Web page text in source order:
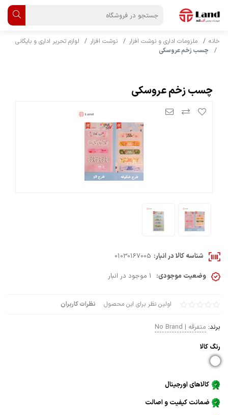
خانه ملزومات اداری و نوشت افزار نوشت افزار
لوازم تحریر اداری و بایگانی
چسب زخم عروسکی
چسب زخم عروسکی
اولین نظر برای این محصول نظرات کاربران
برند: متفرقه | No Brand
رنگ كالا
کالاهای اورجینال
ضمانت کیفیت و اصالت
شناسه کالا در انبار: 01030167005
وضعیت موجودی: 1 موجود در انبار